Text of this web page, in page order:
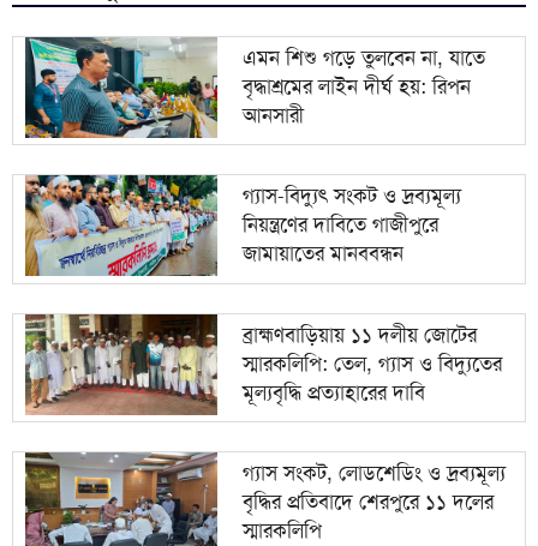
৯ হাসিনা?
১০ দিল্লিকে কড়া বার্তা ঢাকার; ভারতের চোখ রাঙানির দিন কি
তবে শেষ?
এমন শিশু গড়ে তুলবেন না, যাতে
বৃদ্ধাশ্রমের লাইন দীর্ঘ হয়: রিপন
আনসারী
গ্যাস-বিদ্যুৎ সংকট ও দ্রব্যমূল্য
নিয়ন্ত্রণের দাবিতে গাজীপুরে
জামায়াতের মানববন্ধন
ব্রাহ্মণবাড়িয়ায় ১১ দলীয় জোটের
স্মারকলিপি: তেল, গ্যাস ও বিদ্যুতের
মূল্যবৃদ্ধি প্রত্যাহারের দাবি
গ্যাস সংকট, লোডশেডিং ও দ্রব্যমূল্য
বৃদ্ধির প্রতিবাদে শেরপুরে ১১ দলের
স্মারকলিপি